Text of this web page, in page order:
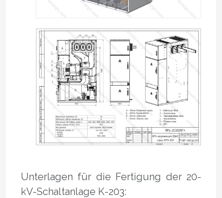
Unterlagen für die Fertigung der 20-
kV-Schaltanlage K-203: